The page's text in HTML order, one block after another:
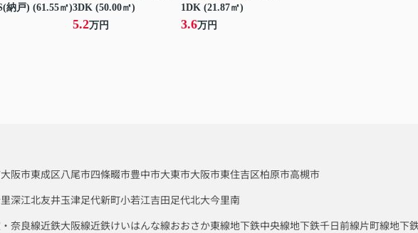
納戸) (61.55㎡)3DK (50.00㎡)
5.2万円
1DK (21.87㎡)
3.6万円
大阪市東成区八尾市四條畷市豊中市大東市大阪市東住吉区柏原市高槻市
深江北友井玉津足代新町小若江吉田足代北大今里南
奈良線近鉄大阪線近鉄けいはんな線おおさか東線地下鉄中央線地下鉄千日前線片町線地下